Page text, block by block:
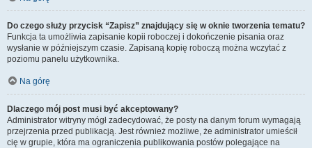
Do czego służy przycisk “Zapisz” znajdujący się w oknie tworzenia tematu?
Funkcja ta umożliwia zapisanie kopii roboczej i dokończenie pisania oraz
wysłanie w późniejszym czasie. Zapisaną kopię roboczą można wczytać z
poziomu panelu użytkownika.
Na górę
Dlaczego mój post musi być akceptowany?
Administrator witryny mógł zadecydować, że posty na danym forum wymagają
przejrzenia przed publikacją. Jest również możliwe, że administrator umieścił
cię w grupie, która ma ograniczenia publikowania postów polegające na